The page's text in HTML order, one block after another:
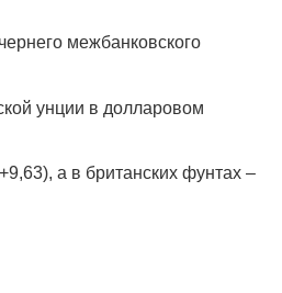
межбанковского
унции в долларовом
а в британских фунтах –
Авиакомпании сравнили с